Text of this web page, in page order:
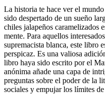
La historia te hace ver el
sido despertado de un sueño
chiles jalapeños caramelizados
mente. Para aquellos
supremacista blanca, este libro
perspicaz. Es una valiosa
libro haya sido escrito por el
anónima añade una capa de
preguntas sobre el poder de la
sociales y empujar los límites